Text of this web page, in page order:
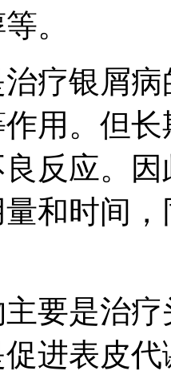
。
疗银屑
用。但
反应。
和时间
要是治
进表皮